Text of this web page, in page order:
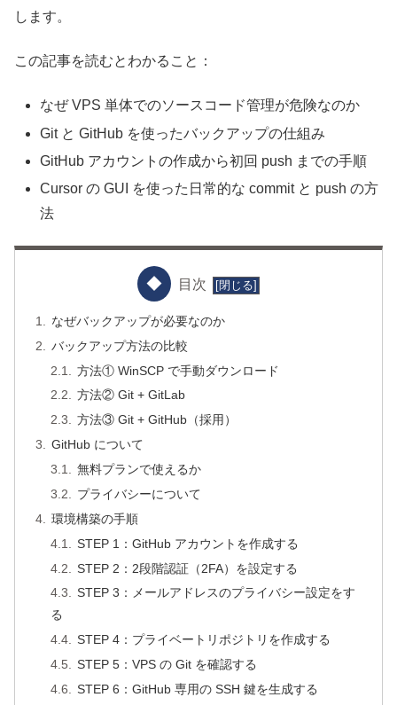
します。
この記事を読むとわかること：
なぜ VPS 単体でのソースコード管理が危険なのか
Git と GitHub を使ったバックアップの仕組み
GitHub アカウントの作成から初回 push までの手順
Cursor の GUI を使った日常的な commit と push の方
法
目次
なぜバックアップが必要なのか
バックアップ方法の比較
方法① WinSCP で手動ダウンロード
方法② Git + GitLab
方法③ Git + GitHub（採用）
GitHub について
無料プランで使えるか
プライバシーについて
環境構築の手順
STEP 1：GitHub アカウントを作成する
STEP 2：2段階認証（2FA）を設定する
STEP 3：メールアドレスのプライバシー設定をす
る
STEP 4：プライベートリポジトリを作成する
STEP 5：VPS の Git を確認する
STEP 6：GitHub 専用の SSH 鍵を生成する